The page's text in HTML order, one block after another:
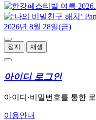
정지 재생
아이디 로그인
아이디·비밀번호를 통한
이용안내